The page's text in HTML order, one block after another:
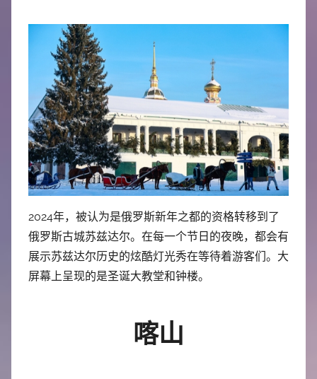
2024年，被认为是俄罗斯新年之都的资格转移到了
俄罗斯古城苏兹达尔。在每一个节日的夜晚，都会有
展示苏兹达尔历史的炫酷灯光秀在等待着游客们。大
屏幕上呈现的是圣诞大教堂和钟楼。
喀山